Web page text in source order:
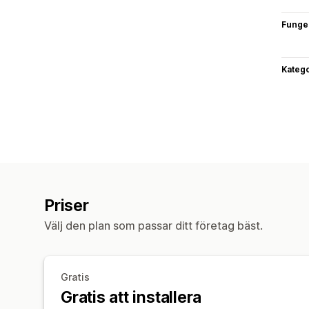
Priser
Välj den plan som passar ditt företag bäst.
Gratis
Gratis att installera